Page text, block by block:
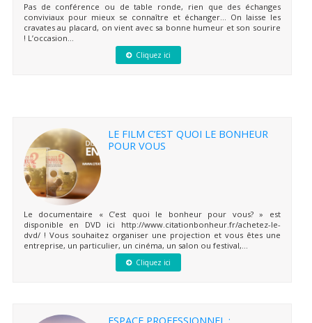
Pas de conférence ou de table ronde, rien que des échanges
conviviaux pour mieux se connaître et échanger… On laisse les
cravates au placard, on vient avec sa bonne humeur et son sourire
! L’occasion...
Cliquez ici
LE FILM C’EST QUOI LE BONHEUR
POUR VOUS
Le documentaire « C’est quoi le bonheur pour vous? » est
disponible en DVD ici http://www.citationbonheur.fr/achetez-le-
dvd/ ! Vous souhaitez organiser une projection et vous êtes une
entreprise, un particulier, un cinéma, un salon ou festival,...
Cliquez ici
ESPACE PROFESSIONNEL :